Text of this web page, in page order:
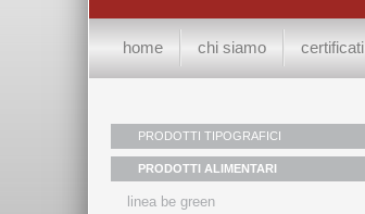
home chi siamo certificati
PRODOTTI TIPOGRAFICI
PRODOTTI ALIMENTARI
linea be green